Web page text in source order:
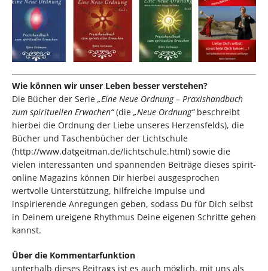
Wie können wir unser Leben besser verstehen?
Die Bücher der Serie „Eine Neue Ordnung – Praxishandbuch
zum spirituellen Erwachen“(die „Neue Ordnung“beschreibt
hierbei die Ordnung der Liebe unseres Herzensfelds), die
Bücher und Taschenbücher der Lichtschule
(http://www.datgeitman.de/lichtschule.html) sowie die
vielen interessanten und spannenden Beiträge dieses spirit-
online Magazins können Dir hierbei ausgesprochen
wertvolle Unterstützung, hilfreiche Impulse und
inspirierende Anregungen geben, sodass Du für Dich selbst
in Deinem ureigene Rhythmus Deine eigenen Schritte gehen
kannst.
Über die Kommentarfunktion
unterhalb dieses Beitrags ist es auch möglich, mit uns als